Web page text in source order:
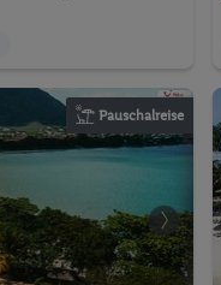
Pauschalreise